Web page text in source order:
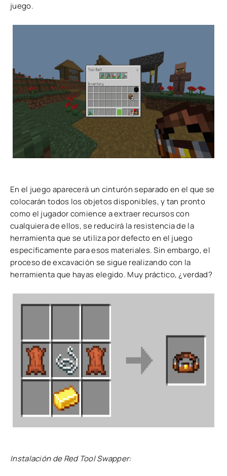
juego.
En el juego aparecerá un cinturón separado en el que se
colocarán todos los objetos disponibles, y tan pronto
como el jugador comience a extraer recursos con
cualquiera de ellos, se reducirá la resistencia de la
herramienta que se utiliza por defecto en el juego
específicamente para esos materiales. Sin embargo, el
proceso de excavación se sigue realizando con la
herramienta que hayas elegido. Muy práctico, ¿verdad?
Instalación de Red Tool Swapper: